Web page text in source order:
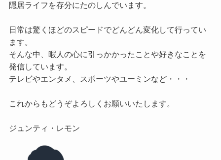
隠居ライフを存分にたのしんでいます。
日常は驚くほどのスピードでどんどん変化して行ってい
ます。
そんな中、暇人の心に引っかかったことや好きなことを
発信しています。
テレビやエンタメ、スポーツやユーミンなど・・・
これからもどうぞよろしくお願いいたします。